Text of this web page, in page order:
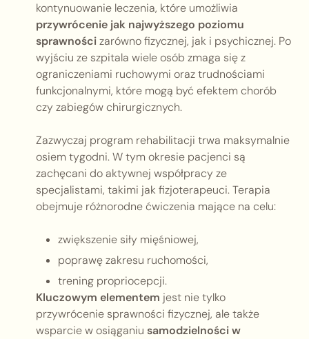
kontynuowanie leczenia, które umożliwia
przywrócenie jak najwyższego poziomu
sprawnościzarówno fizycznej, jak i psychicznej. Po
wyjściu ze szpitala wiele osób zmaga się z
ograniczeniami ruchowymi oraz trudnościami
funkcjonalnymi, które mogą być efektem chorób
czy zabiegów chirurgicznych.
Zazwyczaj program rehabilitacji trwa maksymalnie
osiem tygodni. W tym okresie pacjenci są
zachęcani do aktywnej współpracy ze
specjalistami, takimi jak fizjoterapeuci. Terapia
obejmuje różnorodne ćwiczenia mające na celu:
zwiększenie siły mięśniowej,
poprawę zakresu ruchomości,
trening propriocepcji.
Kluczowym elementem jest nie tylko
przywrócenie sprawności fizycznej, ale także
wsparcie w osiąganiu samodzielności w